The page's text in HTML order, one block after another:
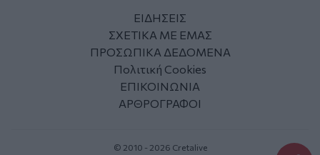
ΕΙΔΗΣΕΙΣ
ΣΧΕΤΙΚΑ ΜΕ ΕΜΑΣ
ΠΡΟΣΩΠΙΚΑ ΔΕΔΟΜΕΝΑ
Πολιτική Cookies
ΕΠΙΚΟΙΝΩΝΙΑ
ΑΡΘΡΟΓΡΑΦΟΙ
© 2010 - 2026 Cretalive